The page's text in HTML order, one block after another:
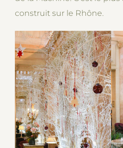
construit sur le Rhône.